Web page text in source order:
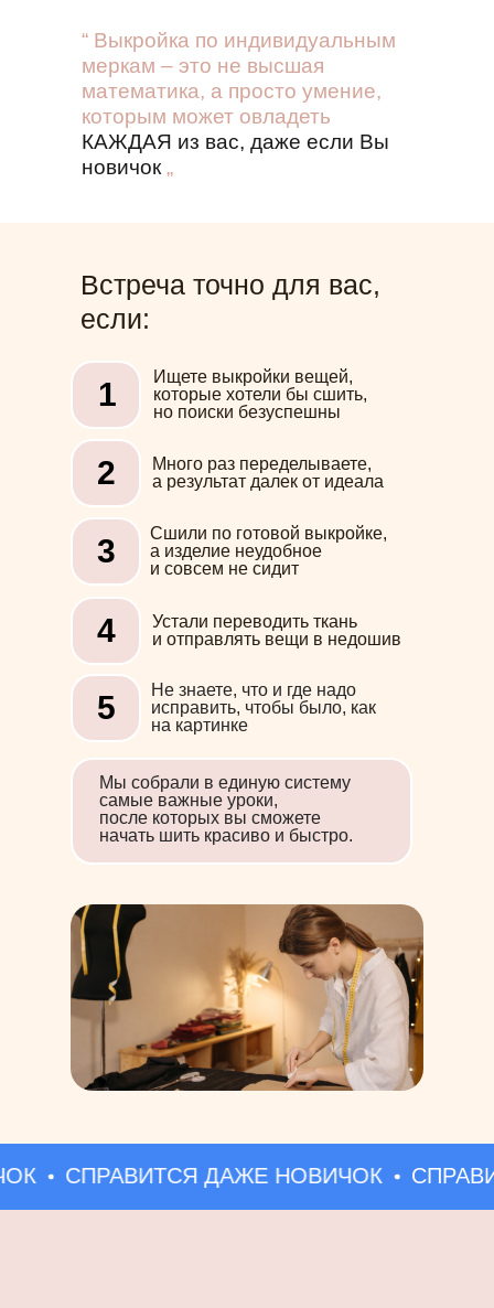
Почему
идеальной
Даже если
НЕ
“ Выкройка по индивидуальным
меркам – это не высшая
математика, а просто умение,
которым может овладеть
КАЖДАЯ из вас, даже если Вы
новичок „
Встреча точно для вас,
если:
Ищете выкройки вещей,
которые хотели бы сшить,
но поиски безуспешны
1
Много раз переделываете,
а результат далек от идеала
2
Сшили по готовой выкройке,
а изделие неудобное
и совсем не сидит
3
Устали переводить ткань
и отправлять вещи в недошив
4
Не знаете, что и где надо
исправить, чтобы было, как
на картинке
5
Мы собрали в единую систему
самые важные уроки,
после которых вы сможете
начать шить красиво и быстро.
СПРАВИТСЯ ДАЖЕ НОВИЧОК